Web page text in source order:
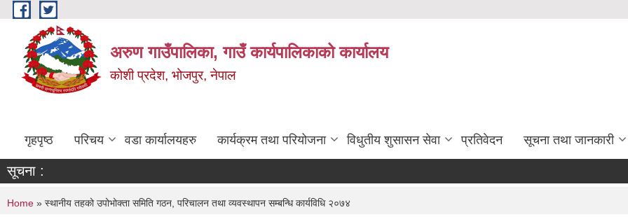
Skip to main content
अरुण गाउँपालिका, गाउँ कार्यपालिकाको कार्यालय
कोशी प्रदेश, भोजपुर, नेपाल
गृहपृष्ठ परिचय वडा कार्यालयहरु कार्यक्रम तथा परियोजना विधुतीय शुसासन सेवा प्रतिवेदन सूचना तथा जानकारी
सूचना :
You are here
Home » स्थानीय तहको उपोभोक्ता समिति गठन, परिचालन तथा व्यवस्थापन सम्बन्धि कार्यविधि २०७४